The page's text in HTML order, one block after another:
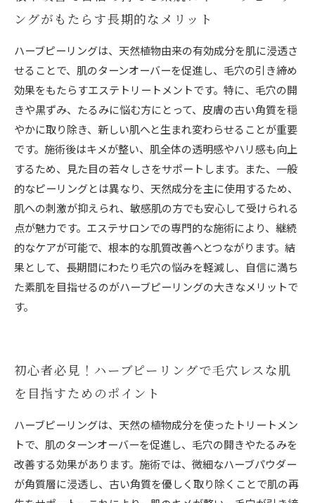
ングがもたらす長期的なメリット
ハーブピーリングは、天然植物由来の有効成分を肌に浸透さ
せることで、肌のターンオーバーを促進し、毛穴の引き締め
効果をもたらすエステトリートメントです。特に、毛穴の開
きや黒ずみ、たるみに悩む方にとって、皮膚の古い角質を穏
やかに取り除き、新しい肌へと生まれ変わらせることが重要
です。施術後はキメが整い、肌全体の透明感やハリ感も向上
するため、見た目の若々しさをサポートします。また、一般
的なピーリングとは異なり、天然成分を主に使用するため、
肌への刺激が抑えられ、敏感肌の方でも安心して受けられる
点が魅力です。エステサロンでの専門的な施術により、継続
的なケアが可能で、根本的な肌質改善へとつながります。結
果として、長期間にわたり毛穴の悩みを軽減し、自信に満ち
た素肌を目指せるのがハーブピーリングの大きなメリットで
す。
初心者必見！ハーブピーリングで毛穴レスな肌
を目指すためのポイント
ハーブピーリングは、天然の植物成分を使ったトリートメン
トで、肌のターンオーバーを促進し、毛穴の開きやたるみを
改善する効果があります。施術では、微細なハーブパウダー
が角質層に浸透し、古い角質を優しく取り除くことで肌の再